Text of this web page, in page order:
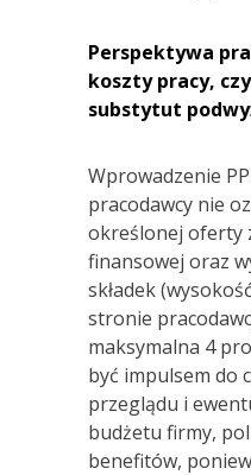
Perspektywa
koszty pracy,
substytut
Wprowadzenie
pracodawcy nie
określonej oferty
finansowej oraz
składek
stronie
maksymalna 4
być impulsem do
przeglądu i
budżetu firmy,
benefitów,